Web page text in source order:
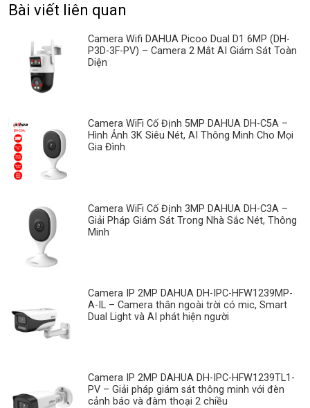
Bài viết liên quan
Camera Wifi DAHUA Picoo Dual D1 6MP (DH-
P3D-3F-PV) – Camera 2 Mắt AI Giám Sát Toàn
Diện
Camera WiFi Cố Định 5MP DAHUA DH-C5A –
Hình Ảnh 3K Siêu Nét, AI Thông Minh Cho Mọi
Gia Đình
Camera WiFi Cố Định 3MP DAHUA DH-C3A –
Giải Pháp Giám Sát Trong Nhà Sắc Nét, Thông
Minh
Camera IP 2MP DAHUA DH-IPC-HFW1239MP-
A-IL – Camera thân ngoài trời có mic, Smart
Dual Light và AI phát hiện người
Camera IP 2MP DAHUA DH-IPC-HFW1239TL1-
PV – Giải pháp giám sát thông minh với đèn
cảnh báo và đàm thoại 2 chiều